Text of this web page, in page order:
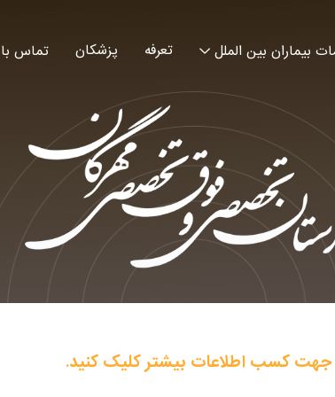
بیماران بین الملل تعرفه پزشکان تماس
جهت کسب اطلاعات بیشتر کلیک کنید.